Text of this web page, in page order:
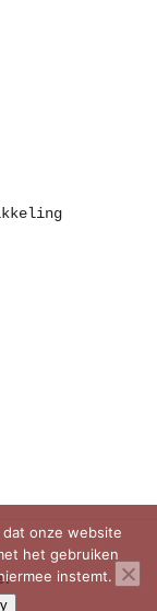
onze website
het gebruiken
instemt.